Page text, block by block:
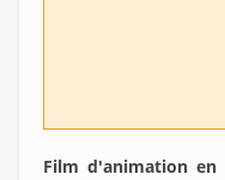
Film d'animation